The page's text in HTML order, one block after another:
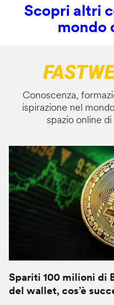
Scopri altri
mondo
Conoscenza,
ispirazione nel
spazio online
Spariti 100 milioni di
del wallet, cos’è